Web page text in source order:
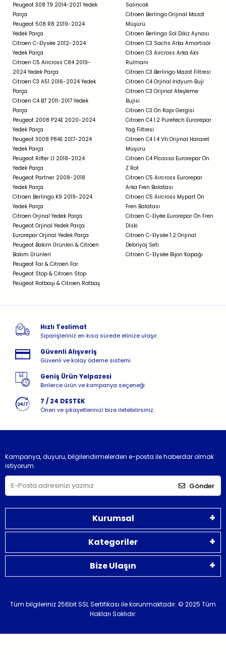
Peugeot 308 T9 2014-2021 Yedek
Parça
Peugeot 508 R8 2019-2024
Yedek Parça
Citroen C-Elysée 2012-2024
Yedek Parça
Citroen C5 Aircross C84 2019-
2024 Yedek Parça
Citroen C3 A51 2016-2024 Yedek
Parça
Citroen C4 B7 2011-2017 Yedek
Parça
Peugeot 2008 P24E 2020-2024
Yedek Parça
Peugeot 3008 P84E 2017-2024
Yedek Parça
Peugeot Rifter L1 2018-2024
Yedek Parça
Peugeot Partner 2008-2018
Yedek Parça
Citroen Berlingo K9 2019-2024
Yedek Parça
Citroen Orjinal Yedek Parça
Peugeot Orjinal Yedek Parça
Eurorepar Orjinal Yedek Parça
Peugeot Bakım Ürünleri & Citroen
Bakım Ürünleri
Peugeot Far & Citroen Far
Peugeot Stop & Citroen Stop
Peugeot Rotbaşı & Citroen Rotbaş
Salıncak
Citroen Berlingo Orijinal Mazot
Müşürü
Citroen Berlingo Sol Dikiz Aynası
Citroen C3 Sachs Arka Amortisör
Citroen C3 Aircross Arka Aks
Rulmanı
Citroen C3 Berlingo Mazot Filtresi
Citroen C4 Orjinal İridyum Buji
Citroen C3 Orijinal Ateşleme
Bujisi
Citroen C3 Ön Kapı Gergisi
Citroen C4 1.2 Puretech Eurorepar
Yağ Filtresi
Citroen C4 1.4 Vti Orijinal Hararet
Müşürü
Citroen C4 Picasso Eurorepar Ön
Z Rot
Citroen C5 Aircross Eurorepar
Arka Fren Balatası
Citroen C5 Aircross Mypart Ön
Fren Balatası
Citroen C-Elyée Eurorepar Ön Fren
Diski
Citroen C-Elysée 1.2 Orijinal
Debriyaj Seti
Citroen C-Elysée Bijon Kapağı
Hızlı Teslimat
Siparişleriniz en kısa sürede elinize ulaşır.
Güvenli Alışveriş
Güvenli ve kolay ödeme sistemi
Geniş Ürün Yelpazesi
Binlerce ürün ve kampanya seçeneği
7 / 24 DESTEK
Öneri ve şikayetlerinizi bize iletebilirsiniz.
Kampanya, duyuru, bilgilendirmelerden e-posta ile haberdar olmak
istiyorum.
Gönder
Kurumsal
Kategoriler
Bize Ulaşın
Tüm bilgileriniz 256bit SSL Sertifikası ile korunmaktadır. © 2025 Tüm
Hakları Saklıdır.